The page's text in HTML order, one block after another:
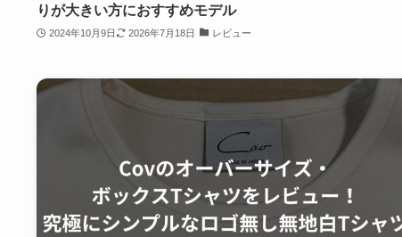
りが大きい方におすすめモデル
2024年10月9日 2026年7月18日 レビュー